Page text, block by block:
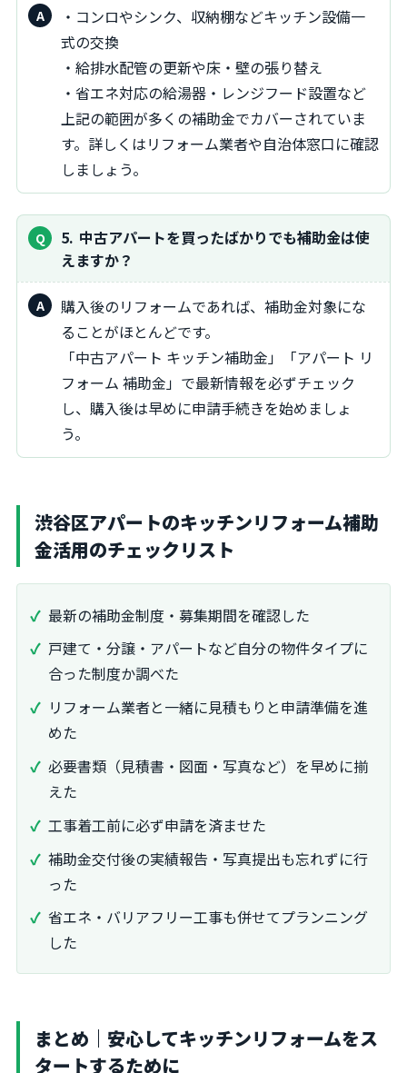
・コンロやシンク、収納棚などキッチン設備一
式の交換
・給排水配管の更新や床・壁の張り替え
・省エネ対応の給湯器・レンジフード設置など
上記の範囲が多くの補助金でカバーされていま
す。詳しくはリフォーム業者や自治体窓口に確認
しましょう。
5 中古アパートを買ったばかりでも補助金は使
えますか？
購入後のリフォームであれば、補助金対象にな
ることがほとんどです。
「中古アパート キッチン補助金」「アパート リ
フォーム 補助金」で最新情報を必ずチェック
し、購入後は早めに申請手続きを始めましょ
う。
渋谷区アパートのキッチンリフォーム補助
金活用のチェックリスト
最新の補助金制度・募集期間を確認した
戸建て・分譲・アパートなど自分の物件タイプに
合った制度か調べた
リフォーム業者と一緒に見積もりと申請準備を進
めた
必要書類（見積書・図面・写真など）を早めに揃
えた
工事着工前に必ず申請を済ませた
補助金交付後の実績報告・写真提出も忘れずに行
った
省エネ・バリアフリー工事も併せてプランニング
した
まとめ｜安心してキッチンリフォームをス
タートするために